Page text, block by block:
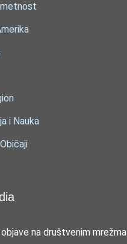
i Nauka
na društvenim mrežma